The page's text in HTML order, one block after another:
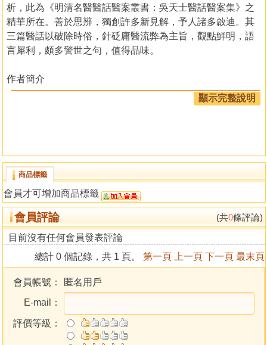
析，此為《明清名醫醫話醫案叢書：吳天士醫話醫案集》之
精華所在。善於思辨，獨創許多新見解，予人諸多啟迪。其
三篇醫話以破除時俗，針砭庸醫流弊為主旨，觀點鮮明，語
言犀利，頗多警世之句，值得品味。
作者簡介
張存悌，1982年畢業於遼寧中醫藥大學，曾任該校附屬三院
內科主任。擅用經方治療疑難雜病，患者多有口碑。擅用附
本書根據清初名醫吳天士的《醫驗錄初集》和《醫驗錄
二集》綜合編輯校點而成。
《醫驗錄初集》初刻於1684年，是吳天士1681—1683
年兩年的臨症實錄計101案，分上、下兩卷，病種涉及傷寒、
內科、兒科、婦科、五官科疾病。卷首另有《蘭叢十戒》醫
話1篇。
《醫驗錄二集》初刻於1753年，係吳氏自1685—1703
年「計十餘年來奇驗者不下數千。……因刪之又刪，汰之又
汰，僅存十之一二」，「大半皆追魂奪魄，與閻君相抗拒
者，其餘皆為易訛易錯與群醫若相反者」。可知都是疑難重
症，卷一、卷二共計102案。內容側重傷寒、內傷、虛勞病
症，間有部分雜症。卷首另有《破俗十六條》、《醫醫十
病》醫話2篇。
顯示完整說明
商品標籤
會員才可增加商品標籤
會員評論 (共0條評論)
目前沒有任何會員發表評論
總計 0 個記錄，共 1 頁。 第一頁 上一頁 下一頁 最末頁
會員帳號：
匿名用戶
E-mail：
評價等級：